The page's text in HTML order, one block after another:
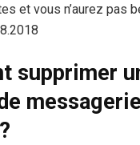
et vous n’aurez pas
supprimer
messagerie